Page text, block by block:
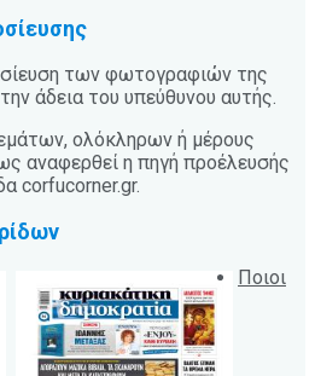
των φωτογραφιών της
άδεια του υπεύθυνου αυτής.
ολόκληρων ή μέρους
αναφερθεί η πηγή προέλευσής
corfucorner.gr.
Ποιοι